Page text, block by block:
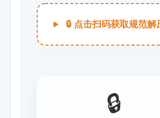
🔒 点击扫码获取规范解
🔒